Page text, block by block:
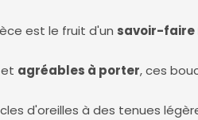
est le fruit d'un savoir-faire
et agréables à porter, ces
d'oreilles à des tenues